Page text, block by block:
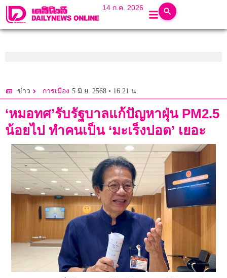
14 ก.ค. 2026
ข่าว การเมือง 5 มิ.ย. 2568 • 16:21 น.
‘หมอทศ’รับรัฐบาลแก้ปัญหาฝุ่น PM2.5
น้อยไป ทำคนเป็น ‘มะเร็งปอด’ เยอะ